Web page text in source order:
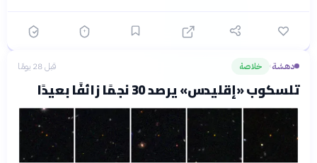
دهشة› خلاصة قبل 28 يومًا
تلسكوب «إقليدس» يرصد 30 نجمًا زائفًا بعيدًا